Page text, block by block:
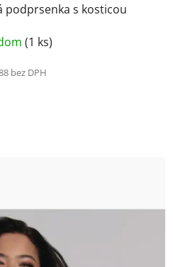
podprsenka s kosticou
(1 ks)
bez DPH